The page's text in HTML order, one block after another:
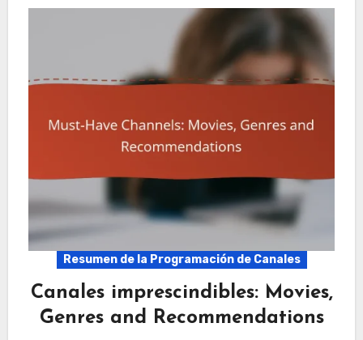
Resumen de la Programación de Canales
Canales imprescindibles: Movies,
Genres and Recommendations